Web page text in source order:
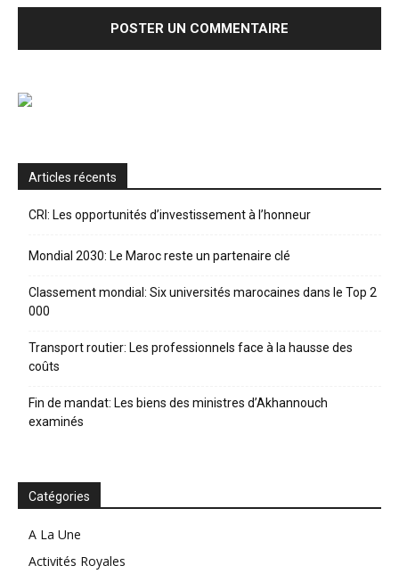
Articles récents
CRI: Les opportunités d’investissement à l’honneur
Mondial 2030: Le Maroc reste un partenaire clé
Classement mondial: Six universités marocaines dans le Top 2
000
Transport routier: Les professionnels face à la hausse des
coûts
Fin de mandat: Les biens des ministres d’Akhannouch
examinés
Catégories
A La Une
Activités Royales